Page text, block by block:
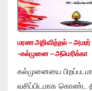
மரண அறிவித்தல் – அமரர்
-கல்முனை – அமெரிக்கா
கல்முனையை
வசிப்பிடமாக கொண்ட